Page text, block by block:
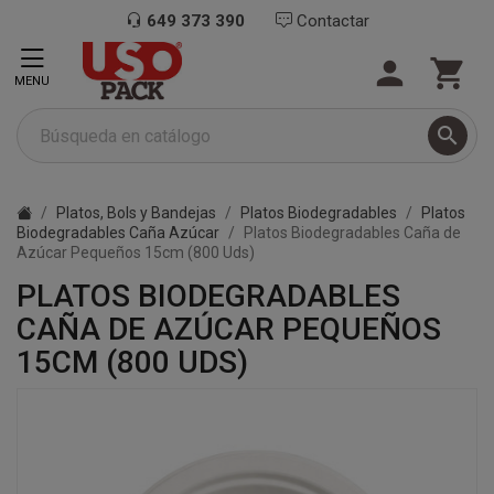
649 373 390 Contactar

 
MENU
Platos, Bols y Bandejas Platos Biodegradables
Platos
Biodegradables Caña Azúcar
Platos Biodegradables Caña de
Azúcar Pequeños 15cm (800 Uds)
PLATOS BIODEGRADABLES
CAÑA DE AZÚCAR PEQUEÑOS
15CM (800 UDS)